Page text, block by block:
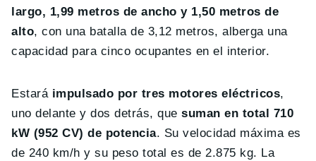
largo, 1,99 metros de ancho y 1,50 metros de
alto, con una batalla de 3,12 metros, alberga una
capacidad para cinco ocupantes en el interior.
Estará impulsado por tres motores eléctricos,
uno delante y dos detrás, quesuman en total 710
kW (952 CV) de potencia. Su velocidad máxima es
de 240 km/h y su peso total es de 2.875 kg. La